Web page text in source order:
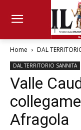
Home DAL
DAL TERRITORIO SANNITA
Valle
Afragola